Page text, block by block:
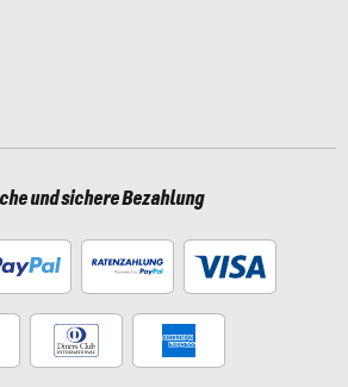
und sichere Bezahlung